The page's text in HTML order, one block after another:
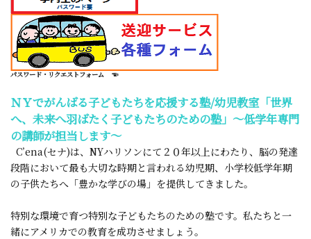
パスワード・リクエストフォーム ☜
ＮＹでがんばる子どもたちを応援する塾/幼児教室「世界
へ、未来へ羽ばたく子どもたちのための塾」～低学年専門
の講師が担当します～
C’ena(セナ)は、NYハリソンにて２０年以上にわたり、脳の発達
段階において最も大切な時期と言われる幼児期、小学校低学年期
の子供たちへ「豊かな学びの場」を提供してきました。
特別な環境で育つ特別な子どもたちのための塾です。私たちと一
緒にアメリカでの教育を成功させましょう。